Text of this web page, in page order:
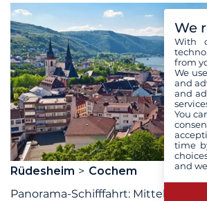
Rüdesheim
Cochem
Panorama-Schifffahrt: Mittelrhein
We
With
from
We
and
and
You
time
and